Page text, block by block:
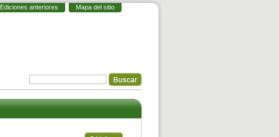
Ediciones anteriores Mapa del sitio